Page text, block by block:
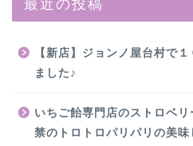
最近の投稿
【新店】ジョンノ屋台村で
ました♪
いちご飴専門店のストロベ
禁のトロトロパリパリの美